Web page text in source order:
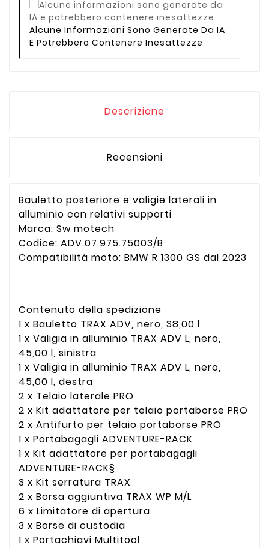
Alcune Informazioni Sono Generate Da IA
E Potrebbero Contenere Inesattezze
Descrizione
Recensioni
Bauletto posteriore e valigie laterali in
alluminio con relativi supporti
Marca: Sw motech
Codice: ADV.07.975.75003/B
Compatibilità moto: BMW R 1300 GS dal 2023
Contenuto della spedizione
1 x Bauletto TRAX ADV, nero, 38,00 l
1 x Valigia in alluminio TRAX ADV L, nero,
45,00 l, sinistra
1 x Valigia in alluminio TRAX ADV L, nero,
45,00 l, destra
2 x Telaio laterale PRO
2 x Kit adattatore per telaio portaborse PRO
2 x Antifurto per telaio portaborse PRO
1 x Portabagagli ADVENTURE-RACK
1 x Kit adattatore per portabagagli
ADVENTURE-RACK§
3 x Kit serratura TRAX
2 x Borsa aggiuntiva TRAX WP M/L
6 x Limitatore di apertura
3 x Borse di custodia
1 x Portachiavi Multitool